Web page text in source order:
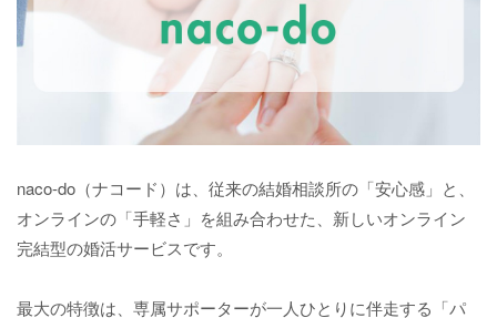
naco-do（ナコード）は、従来の結婚相談所の「安心感」と、
オンラインの「手軽さ」を組み合わせた、新しいオンライン
完結型の婚活サービスです。
最大の特徴は、専属サポーターが一人ひとりに伴走する「パ